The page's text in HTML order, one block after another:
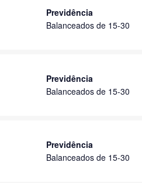
Previdência
Balanceados de 15-30
Previdência
Balanceados de 15-30
Previdência
Balanceados de 15-30